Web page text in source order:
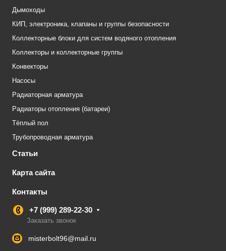
Дымоходы
КИП, электроника, клапаны и группы безопасности
Коллекторные блоки для систем водяного отопления
Коллекторы и коллекторные группы
Конвекторы
Насосы
Радиаторная арматура
Радиаторы отопления (батареи)
Тёплый пол
Трубопроводная арматура
Статьи
Карта сайта
Контакты
+7 (999) 289-22-30
Заказать звонок
misterbolt96@mail.ru